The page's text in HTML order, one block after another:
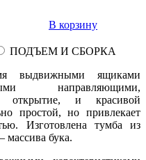
В корзину
ПОДЪЕМ И СБОРКА
выдвижными ящиками
направляющими,
открытие, и красивой
простой, но привлекает
Изготовлена тумба из
массива бука.